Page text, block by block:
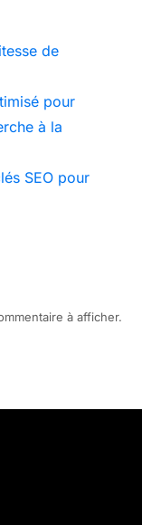
de
pour
à la
SEO pour
à afficher.